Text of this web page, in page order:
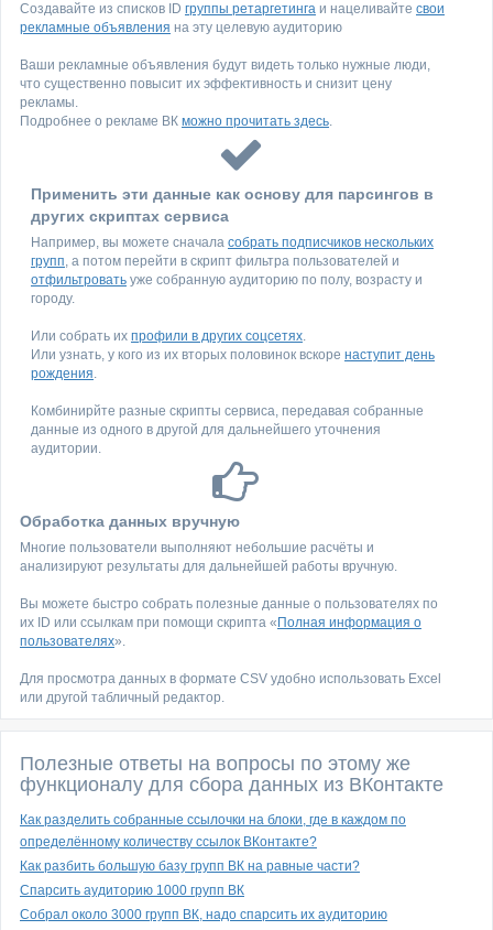
Создавайте из списков ID группы ретаргетинга и нацеливайте свои
рекламные объявления на эту целевую аудиторию
Ваши рекламные объявления будут видеть только нужные люди,
что существенно повысит их эффективность и снизит цену
рекламы.
Подробнее о рекламе ВК можно прочитать здесь.
Применить эти данные как основу для парсингов в
других скриптах сервиса
Например, вы можете сначала собрать подписчиков нескольких
групп, а потом перейти в скрипт фильтра пользователей и
отфильтровать уже собранную аудиторию по полу, возрасту и
городу.
Или собрать их профили в других соцсетях.
Или узнать, у кого из их вторых половинок вскоре наступит день
рождения.
Комбинирйте разные скрипты сервиса, передавая собранные
данные из одного в другой для дальнейшего уточнения
аудитории.
Обработка данных вручную
Многие пользователи выполняют небольшие расчёты и
анализируют результаты для дальнейшей работы вручную.
Вы можете быстро собрать полезные данные о пользователях по
их ID или ссылкам при помощи скрипта « Полная информация о
пользователях».
Для просмотра данных в формате CSV удобно использовать Excel
или другой табличный редактор.
Полезные ответы на вопросы по этому же
функционалу для сбора данных из ВКонтакте
Как разделить собранные ссылочки на блоки, где в каждом по
определённому количеству ссылок ВКонтакте?
Как разбить большую базу групп ВК на равные части?
Спарсить аудиторию 1000 групп ВК
Собрал около 3000 групп ВК, надо спарсить их аудиторию